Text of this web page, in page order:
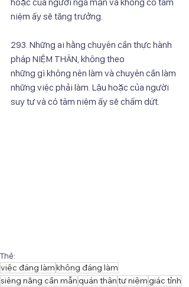
niệm ấy sẽ tăng trưởng.
293. Những ai hằng chuyên cần thực hành
pháp NIỆM THÂN, không theo
những gì không nên làm và chuyên cần làm
những việc phải làm. Lậu hoặc của người
suy tư và có tâm niệm ấy sẽ chấm dứt.
Thẻ:
việc đáng làmkhông đáng làm
siêng năng cần mẫnquán thântư niệmgiác tỉnh